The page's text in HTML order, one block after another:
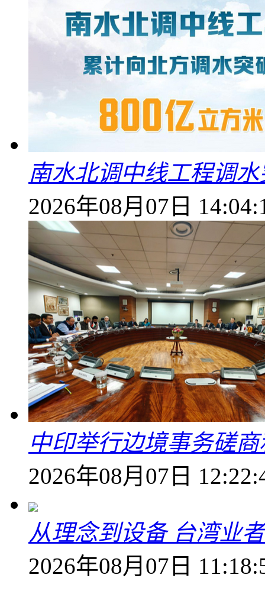
南水北调中线工程调
2026年08月07日
中印举行边境事务磋
2026年08月07日
从理念到设备 台湾业
2026年08月07日